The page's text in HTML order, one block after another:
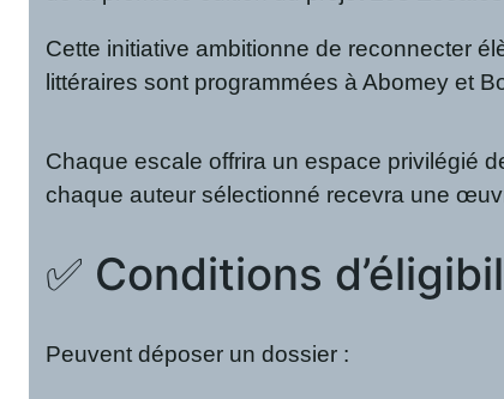
Cette initiative ambitionne de reconnecter
littéraires sont programmées à Abomey et
Chaque escale offrira un espace privilégié
chaque auteur sélectionné recevra une
✅ Conditions
Peuvent déposer un dossier :